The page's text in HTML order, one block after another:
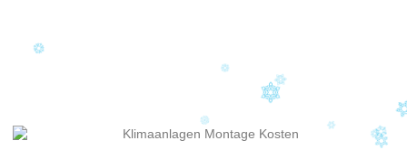
Klimaanlagen Montage? Alle
Preise im Überblick 2026
April 5, 2026